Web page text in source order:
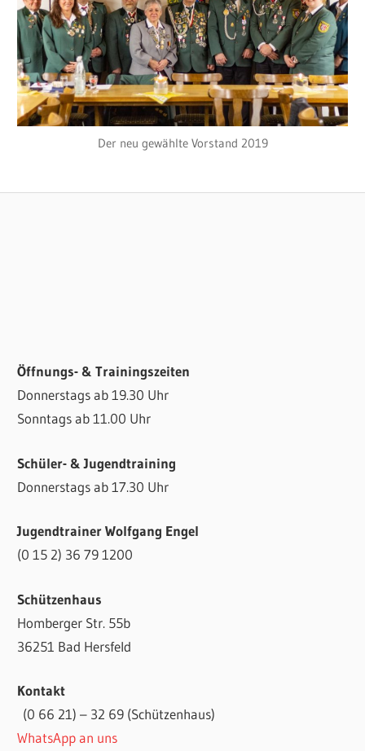
Der neu gewählte Vorstand 2019
UNCATEGORIZED
Öffnungs- & Trainingszeiten
Donnerstags ab 19.30 Uhr
Sonntags ab 11.00 Uhr
Schüler- & Jugendtraining
Donnerstags ab 17.30 Uhr
Jugendtrainer Wolfgang Engel
(0 15 2) 36 79 1200
Schützenhaus
Homberger Str. 55b
36251 Bad Hersfeld
Kontakt
(0 66 21) – 32 69 (Schützenhaus)
WhatsApp an uns